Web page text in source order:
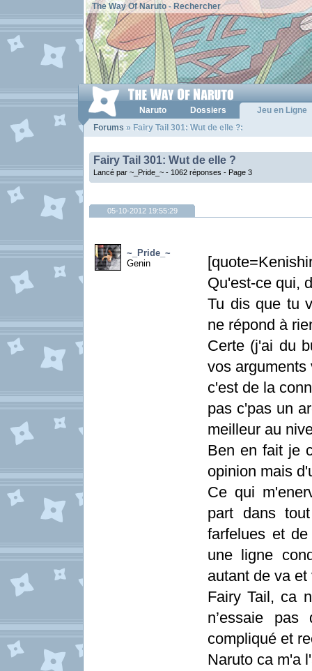
The Way Of Naruto- Rechercher
Naruto Dossiers
Jeu en Ligne
Forums » Fairy Tail 301: Wut de elle ?:
Fairy Tail 301: Wut de elle ?
Lancé par ~_Pride_~ - 1062 réponses - Page 3
05-10-2012 19:55:29
~_Pride_~
Genin
Qu'est-ce qui,
Tu dis que tu
ne répond à
Certe (j'ai du
vos arguments
c'est de la
pas c'pas un
meilleur au
Ben en fait je
opinion mais
Ce qui
part dans
farfelues et
une ligne
autant de va
Fairy Tail, ca
n’essaie
compliqué et
Naruto ca m'a